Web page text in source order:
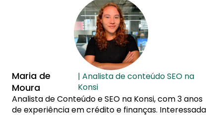
Maria de
Moura
| Analista de conteúdo SEO na
Konsi
Analista de Conteúdo e SEO na Konsi, com 3 anos
de experiência em crédito e finanças. Interessada